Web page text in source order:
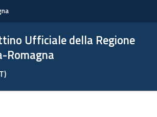
Ufficiale della Regione
Romagna